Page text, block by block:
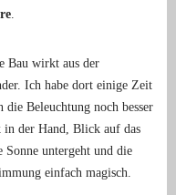
Bau wirkt aus der
Ich habe dort einige Zeit
Beleuchtung noch besser
der Hand, Blick auf das
untergeht und die
einfach magisch.